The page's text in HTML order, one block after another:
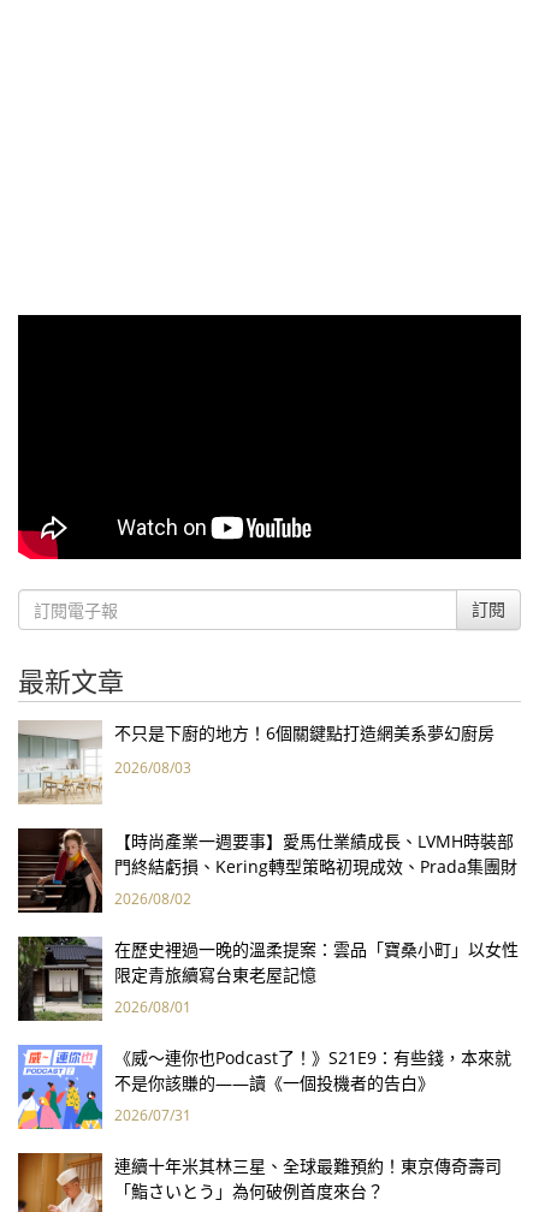
訂閱
最新文章
不只是下廚的地方！6個關鍵點打造網美系夢幻廚房
2026/08/03
【時尚產業一週要事】愛馬仕業績成長、LVMH時裝部
門終結虧損、Kering轉型策略初現成效、Prada集團財
報亮眼
2026/08/02
在歷史裡過一晚的溫柔提案：雲品「寶桑小町」以女性
限定青旅續寫台東老屋記憶
2026/08/01
《威～連你也Podcast了！》S21E9：有些錢，本來就
不是你該賺的——讀《一個投機者的告白》
2026/07/31
連續十年米其林三星、全球最難預約！東京傳奇壽司
「鮨さいとう」為何破例首度來台？